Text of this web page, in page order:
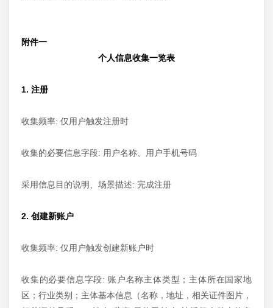
附件一
个人信息收集一览表
1. 注册
收集频率: 仅用户触发注册时
收集的必要信息字段: 用户名称、用户手机号码
采用信息目的说明、场景描述: 完成注册
2. 创建新账户
收集频率: 仅用户触发创建新账户时
收集的必要信息字段: 账户名称主体类型；主体所在国家地
区；行业类别；主体基本信息（名称，地址，相关证件图片，